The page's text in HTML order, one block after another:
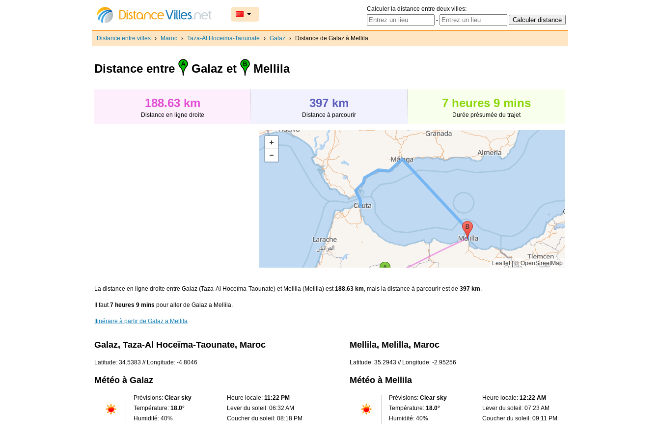
Calculer la distance entre deux villes:
-
Distance entre villes › Maroc › Taza-Al Hoceïma-Taounate › Galaz › Distance de Galaz à Mellila
Distance entre Galaz et Mellila
188.63 km
Distance en ligne droite
397 km
Distance à parcourir
7 heures 9 mins
Durée présumée du trajet
Leaflet|© OpenStreetMap
La distance en ligne droite entre Galaz (Taza-Al Hoceïma-Taounate) et Mellila (Melilla) est188.63 km, mais la distance à parcourir est de 397 km.
Il faut7 heures 9 mins pour aller de Galaz a Mellila.
Itinéraire à partir de Galaz a Mellila
Galaz, Taza-Al Hoceïma-Taounate, Maroc
Latitude: 34.5383 // Longitude: -4.8046
Météo à Galaz
Prévisions: Clear sky
Température: 18.0°
Humidité: 40%
Heure locale: 11:22 PM
Lever du soleil: 06:32 AM
Coucher du soleil: 08:18 PM
Mellila, Melilla, Maroc
Latitude: 35.2943 // Longitude: -2.95256
Météo à Mellila
Prévisions: Clear sky
Température: 18.0°
Humidité: 40%
Heure locale: 12:22 AM
Lever du soleil: 07:23 AM
Coucher du soleil: 09:11 PM